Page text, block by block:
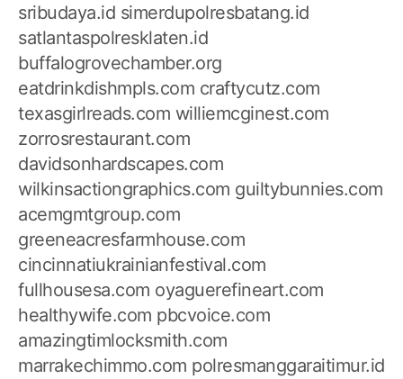
sribudaya.id simerdupolresbatang.id
satlantaspolresklaten.id
buffalogrovechamber.org
eatdrinkdishmpls.com craftycutz.com
texasgirlreads.com williemcginest.com
zorrosrestaurant.com
davidsonhardscapes.com
wilkinsactiongraphics.com guiltybunnies.com
acemgmtgroup.com
greeneacresfarmhouse.com
cincinnatiukrainianfestival.com
fullhousesa.com oyaguerefineart.com
healthywife.com pbcvoice.com
amazingtimlocksmith.com
marrakechimmo.com polresmanggaraitimur.id